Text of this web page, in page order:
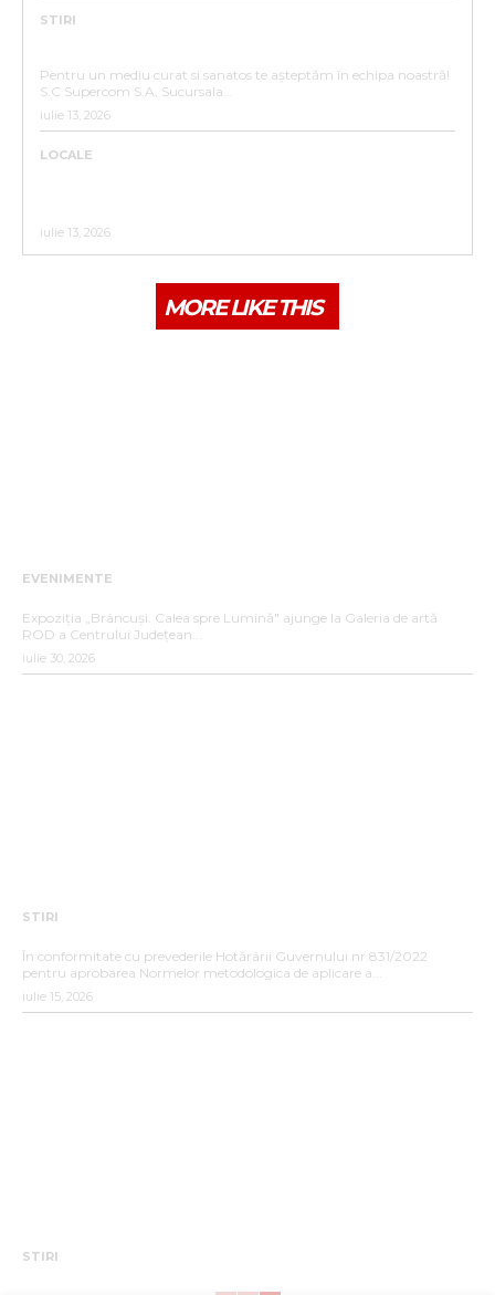
STIRI
Pentru un mediu curat si sanatos te așteptăm în echipa noastră!
S.C Supercom S.A, Sucursala...
iulie 13, 2026
LOCALE
iulie 13, 2026
MORE LIKE THIS
EVENIMENTE
Expoziția „Brâncuși. Calea spre Lumină" ajunge la Galeria de artă
ROD a Centrului Județean...
iulie 30, 2026
STIRI
În conformitate cu prevederile Hotărârii Guvernului nr.831/2022
pentru aprobarea Normelor metodologica de aplicare a...
iulie 15, 2026
STIRI